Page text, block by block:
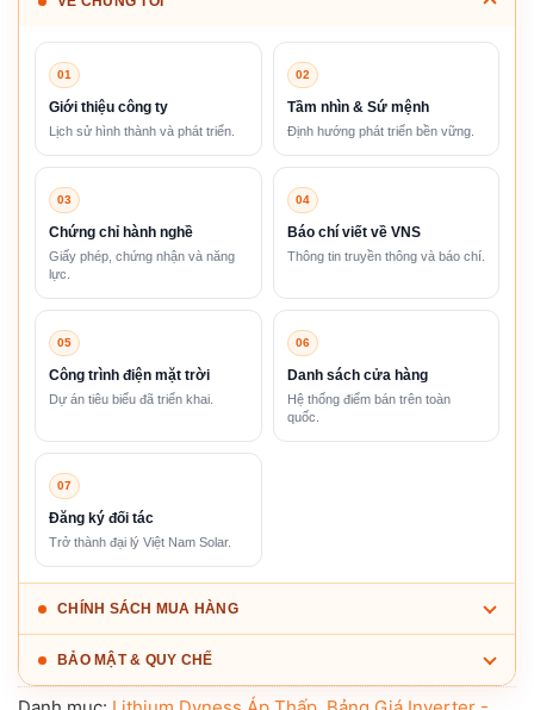
01
Giới thiệu công ty
Lịch sử hình thành và phát triển.
02
Tầm nhìn & Sứ mệnh
Định hướng phát triển bền vững.
03
Chứng chỉ hành nghề
Giấy phép, chứng nhận và năng
lực.
04
Báo chí viết về VNS
Thông tin truyền thông và báo chí.
05
Công trình điện mặt trời
Dự án tiêu biểu đã triển khai.
06
Danh sách cửa hàng
Hệ thống điểm bán trên toàn
quốc.
07
Đăng ký đối tác
Trở thành đại lý Việt Nam Solar.
CHÍNH SÁCH MUA HÀNG
BẢO MẬT & QUY CHẾ